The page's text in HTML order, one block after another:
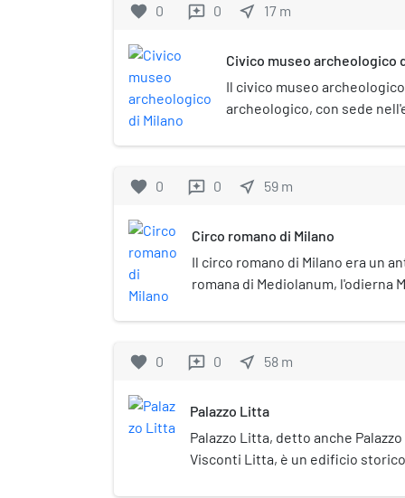
favorite 0 reviews 0 near_me 17 m
Civico museo archeologico
Il civico museo
archeologico, con sede
le sezioni greca, etrusca,
presso il Castello Sforzesco.
favorite 0 reviews 0 near_me 59 m
Circo romano di Milano
Il circo romano di Milano era un
romana di Mediolanum, l'odierna
grande circo romano costruito
vantare di possedere un circo,
mantenimento di una struttura
militare. Nel Nord Italia, oltre a
possedeva un circo. Il circo
favorite 0 reviews 0 near_me 58 m
Palazzo Litta
Palazzo Litta, detto anche
Visconti Litta, è un edificio